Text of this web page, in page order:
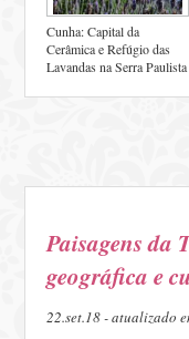
Cunha: Capital da
Cerâmica e Refúgio das
Lavandas na Serra Paulista
Paisagens da
geográfica e
22.set.18 - atualizado